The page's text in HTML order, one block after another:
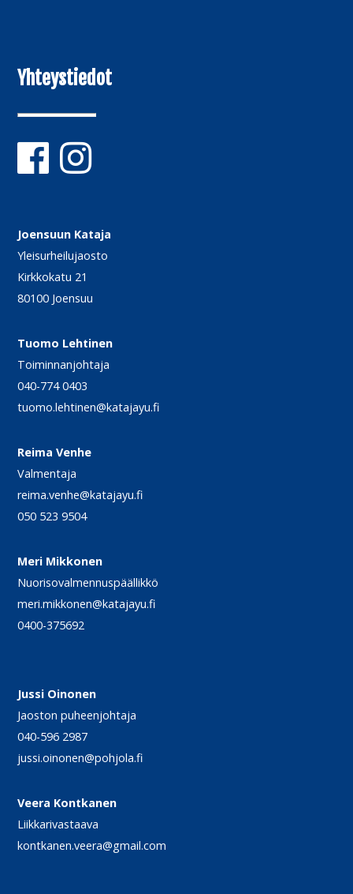
Yhteystiedot
Joensuun Kataja
Yleisurheilujaosto
Kirkkokatu 21
80100 Joensuu
Tuomo Lehtinen
Toiminnanjohtaja
040-774 0403
tuomo.lehtinen@katajayu.fi
Reima Venhe
Valmentaja
reima.venhe@katajayu.fi
050 523 9504
Meri Mikkonen
Nuorisovalmennuspäällikkö
meri.mikkonen@katajayu.fi
0400-375692
Jussi Oinonen
Jaoston puheenjohtaja
040-596 2987
jussi.oinonen@pohjola.fi
Veera Kontkanen
Liikkarivastaava
kontkanen.veera@gmail.com